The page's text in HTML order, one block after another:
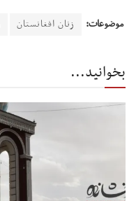
موضوعات: زنان افغانستان
بخوانید...